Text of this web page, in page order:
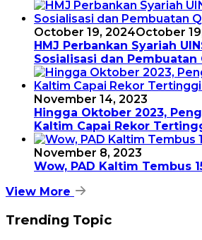
October 19, 2024October
HMJ Perbankan Syariah
Sosialisasi dan Pembuatan
November 14, 2023
Hingga Oktober 2023,
Kaltim Capai Rekor
November 8, 2023
Wow, PAD Kaltim Tembus
View More
Trending Topic